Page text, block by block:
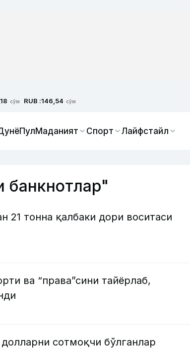
сўм RUB :146,54 сўм
ПулМаданият Спорт Лайфстайл
банкнотлар"
21 тонна қалбаки дори воситаси
ва “права”сини тайёрлаб,
сотмоқчи бўлганлар